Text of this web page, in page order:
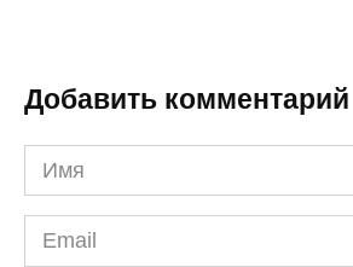
Добавить комментарий
Имя
*
Email